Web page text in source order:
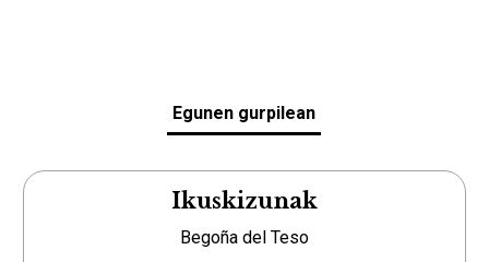
Egunen gurpilean
Ikuskizunak
Begoña del Teso